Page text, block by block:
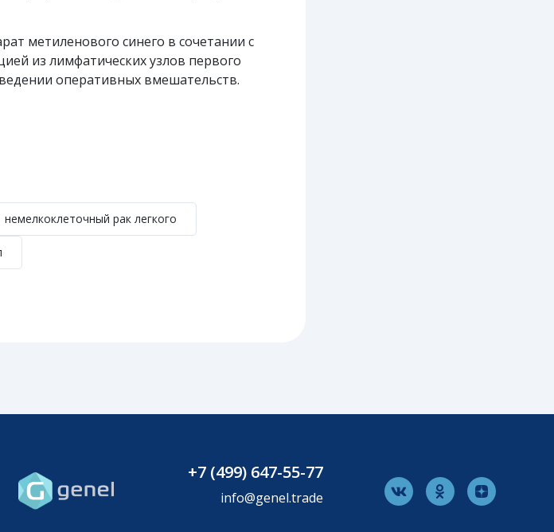
метиленового синего в сочетании с
из лимфатических узлов первого
оперативных вмешательств.
немелкоклеточный рак легкого
+7 (499) 647-55-77
info@genel.trade
V
k
O
d
n
L
i
n